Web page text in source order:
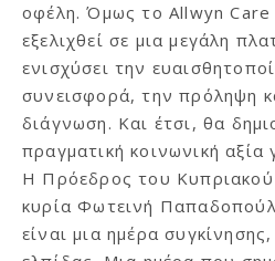
οφέλη. Όμως το Allwyn
εξελιχθεί σε μια μεγάλη
ενισχύσει την
συνεισφορά, την πρόληψη
διάγνωση. Και έτσι, θα
πραγματική κοινωνική αξία
Η Πρόεδρος του
κυρία Φωτεινή
είναι μια ημέρα